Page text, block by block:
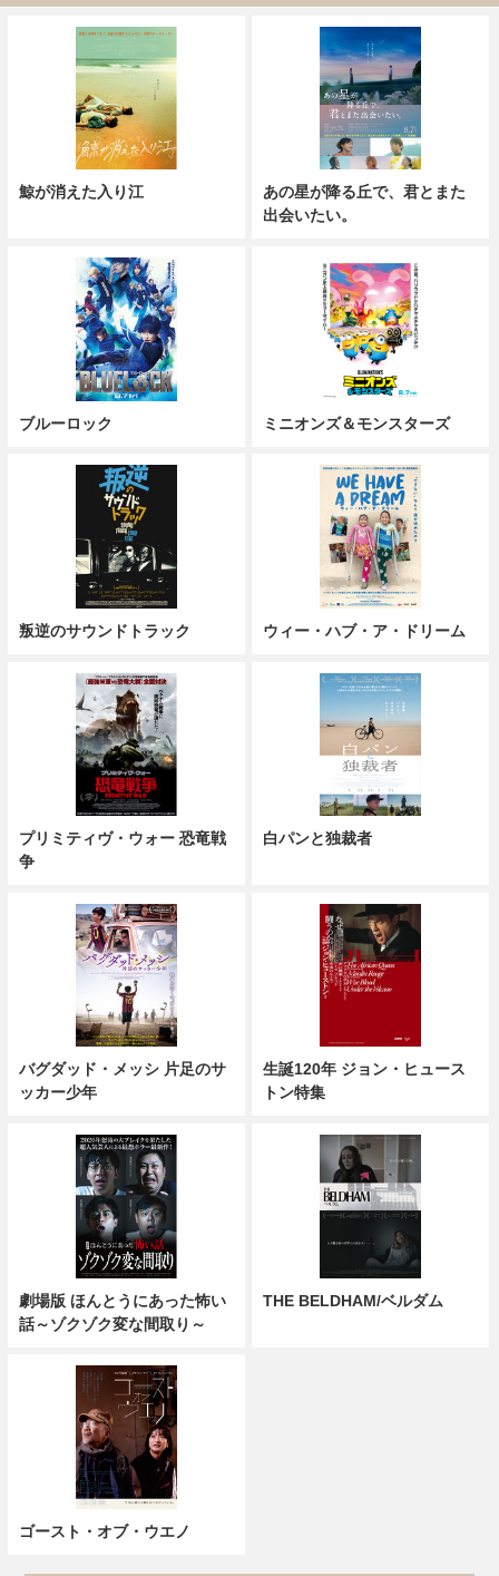
鯨が消えた入り江
あの星が降る丘で、君とまた
出会いたい。
ブルーロック ミニオンズ＆モンスターズ
叛逆のサウンドトラック ウィー・ハブ・ア・ドリーム
プリミティヴ・ウォー 恐竜戦
争
白パンと独裁者
バグダッド・メッシ 片足のサ
ッカー少年
生誕120年 ジョン・ヒュース
トン特集
劇場版 ほんとうにあった怖い
話～ゾクゾク変な間取り～
THE BELDHAM/ベルダム
ゴースト・オブ・ウエノ